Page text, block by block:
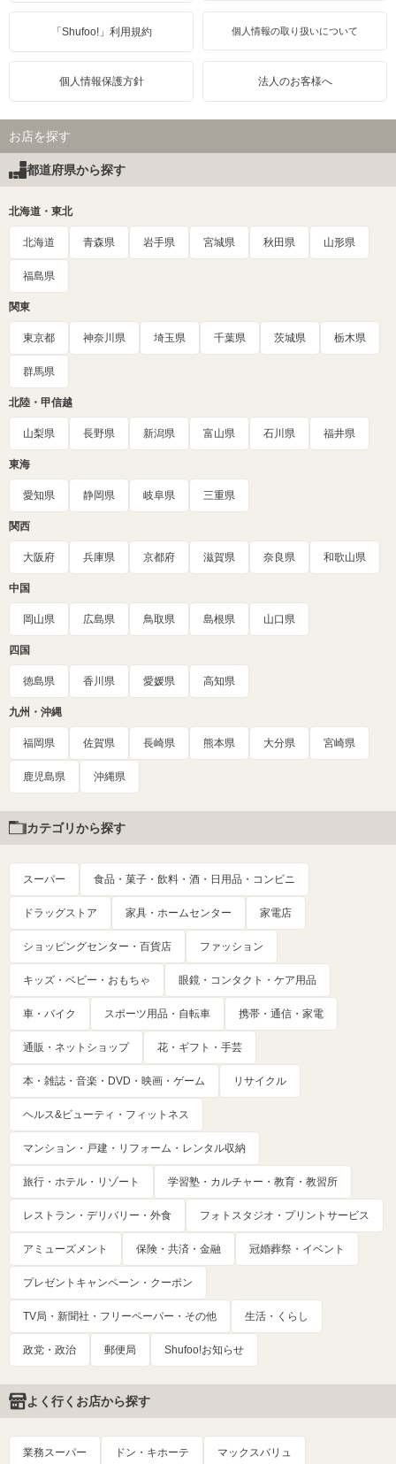
「Shufoo!」利用規約 個人情報の取り扱いについて
個人情報保護方針 法人のお客様へ
お店を探す
都道府県から探す
北海道・東北
北海道 青森県 岩手県 宮城県 秋田県 山形県
福島県
関東
東京都 神奈川県 埼玉県 千葉県 茨城県 栃木県
群馬県
北陸・甲信越
山梨県 長野県 新潟県 富山県 石川県 福井県
東海
愛知県 静岡県 岐阜県 三重県
関西
大阪府 兵庫県 京都府 滋賀県 奈良県 和歌山県
中国
岡山県 広島県 鳥取県 島根県 山口県
四国
徳島県 香川県 愛媛県 高知県
九州・沖縄
福岡県 佐賀県 長崎県 熊本県 大分県 宮崎県
鹿児島県 沖縄県
カテゴリから探す
スーパー 食品・菓子・飲料・酒・日用品・コンビニ
ドラッグストア 家具・ホームセンター 家電店
ショッピングセンター・百貨店 ファッション
キッズ・ベビー・おもちゃ 眼鏡・コンタクト・ケア用品
車・バイク スポーツ用品・自転車 携帯・通信・家電
通販・ネットショップ 花・ギフト・手芸
本・雑誌・音楽・DVD・映画・ゲーム リサイクル
ヘルス&ビューティ・フィットネス
マンション・戸建・リフォーム・レンタル収納
旅行・ホテル・リゾート 学習塾・カルチャー・教育・教習所
レストラン・デリバリー・外食 フォトスタジオ・プリントサービス
アミューズメント 保険・共済・金融 冠婚葬祭・イベント
プレゼントキャンペーン・クーポン
TV局・新聞社・フリーペーパー・その他 生活・くらし
政党・政治 郵便局 Shufoo!お知らせ
よく行くお店から探す
業務スーパー ドン・キホーテ マックスバリュ